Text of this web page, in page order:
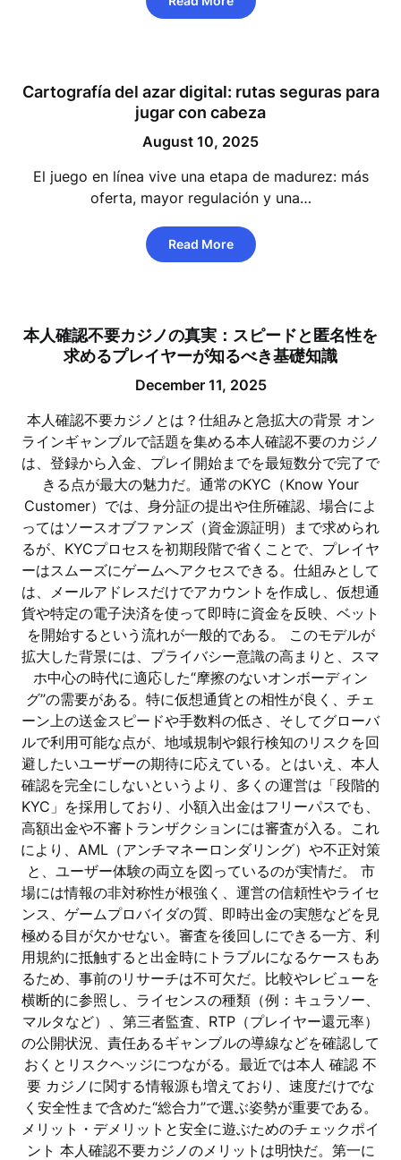
Cartografía del azar digital: rutas seguras para
jugar con cabeza
August 10, 2025
El juego en línea vive una etapa de madurez: más
oferta, mayor regulación y una…
Read More
本人確認不要カジノの真実：スピードと匿名性を
求めるプレイヤーが知るべき基礎知識
December 11, 2025
本人確認不要カジノとは？仕組みと急拡大の背景 オン
ラインギャンブルで話題を集める本人確認不要のカジノ
は、登録から入金、プレイ開始までを最短数分で完了で
きる点が最大の魅力だ。通常のKYC（Know Your
Customer）では、身分証の提出や住所確認、場合によ
ってはソースオブファンズ（資金源証明）まで求められ
るが、KYCプロセスを初期段階で省くことで、プレイヤ
ーはスムーズにゲームへアクセスできる。仕組みとして
は、メールアドレスだけでアカウントを作成し、仮想通
貨や特定の電子決済を使って即時に資金を反映、ベット
を開始するという流れが一般的である。 このモデルが
拡大した背景には、プライバシー意識の高まりと、スマ
ホ中心の時代に適応した“摩擦のないオンボーディン
グ”の需要がある。特に仮想通貨との相性が良く、チェ
ーン上の送金スピードや手数料の低さ、そしてグローバ
ルで利用可能な点が、地域規制や銀行検知のリスクを回
避したいユーザーの期待に応えている。とはいえ、本人
確認を完全にしないというより、多くの運営は「段階的
KYC」を採用しており、小額入出金はフリーパスでも、
高額出金や不審トランザクションには審査が入る。これ
により、AML（アンチマネーロンダリング）や不正対策
と、ユーザー体験の両立を図っているのが実情だ。 市
場には情報の非対称性が根強く、運営の信頼性やライセ
ンス、ゲームプロバイダの質、即時出金の実態などを見
極める目が欠かせない。審査を後回しにできる一方、利
用規約に抵触すると出金時にトラブルになるケースもあ
るため、事前のリサーチは不可欠だ。比較やレビューを
横断的に参照し、ライセンスの種類（例：キュラソー、
マルタなど）、第三者監査、RTP（プレイヤー還元率）
の公開状況、責任あるギャンブルの導線などを確認して
おくとリスクヘッジにつながる。最近では本人 確認 不
要 カジノに関する情報源も増えており、速度だけでな
く安全性まで含めた“総合力”で選ぶ姿勢が重要である。
メリット・デメリットと安全に遊ぶためのチェックポイ
ント 本人確認不要カジノのメリットは明快だ。第一に